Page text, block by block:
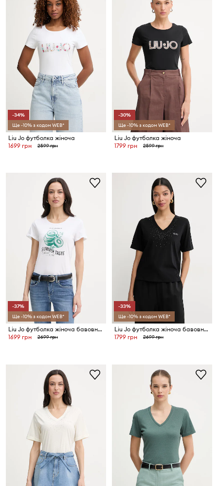
-34%
Ще -10% з кодом WEB*
Liu Jo футболка жіноча
1699 грн
2599 грн
-30%
Ще -10% з кодом WEB*
Liu Jo футболка жіноча
1799 грн
2599 грн
-37%
Ще -10% з кодом WEB*
Liu Jo футболка жіноча бавовняна
1699 грн
2699 грн
-33%
Ще -10% з кодом WEB*
Liu Jo футболка жіноча бавовняна
1799 грн
2699 грн